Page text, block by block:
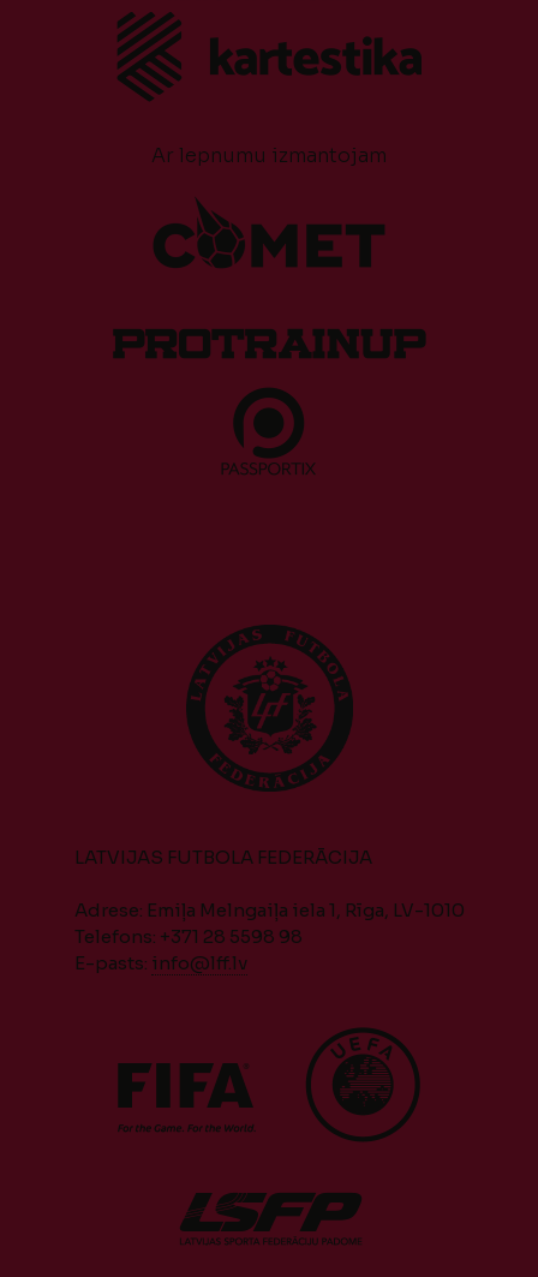
Ar lepnumu izmantojam
LATVIJAS FUTBOLA FEDERĀCIJA
Adrese: Emiļa Melngaiļa iela 1, Rīga, LV-1010
Telefons: +371 28 5598 98
E-pasts: info@lff.lv